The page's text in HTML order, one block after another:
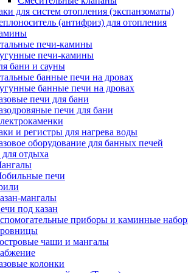
для систем отопления (экспанзоматы)
(антифриз) для отопления
печи-камины
печи-камины
бани и сауны
банные печи на дровах
банные печи на дровах
печи для бани
печи для бани
и регистры для нагрева воды
оборудование для банных печей
отдыха
печи
мангалы
под казан
приборы и каминные
чаши и мангалы
колонки